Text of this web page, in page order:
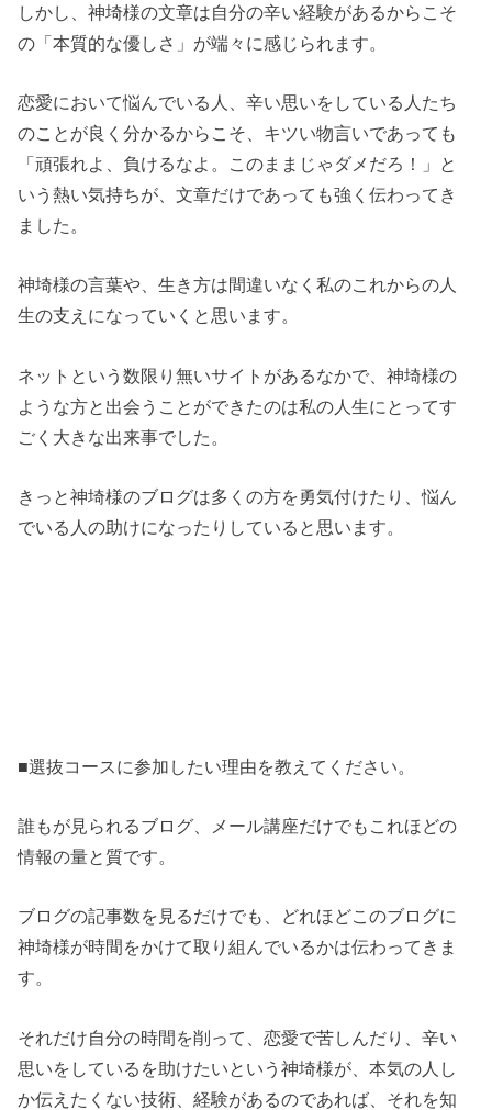
しかし、神埼様の文章は自分の辛い経験があるからこそ
の「本質的な優しさ」が端々に感じられます。
恋愛において悩んでいる人、辛い思いをしている人たち
のことが良く分かるからこそ、キツい物言いであっても
「頑張れよ、負けるなよ。このままじゃダメだろ！」と
いう熱い気持ちが、文章だけであっても強く伝わってき
ました。
神埼様の言葉や、生き方は間違いなく私のこれからの人
生の支えになっていくと思います。
ネットという数限り無いサイトがあるなかで、神埼様の
ような方と出会うことができたのは私の人生にとってす
ごく大きな出来事でした。
きっと神埼様のブログは多くの方を勇気付けたり、悩ん
でいる人の助けになったりしていると思います。
■選抜コースに参加したい理由を教えてください。
誰もが見られるブログ、メール講座だけでもこれほどの
情報の量と質です。
ブログの記事数を見るだけでも、どれほどこのブログに
神埼様が時間をかけて取り組んでいるかは伝わってきま
す。
それだけ自分の時間を削って、恋愛で苦しんだり、辛い
思いをしているを助けたいという神埼様が、本気の人し
か伝えたくない技術、経験があるのであれば、それを知